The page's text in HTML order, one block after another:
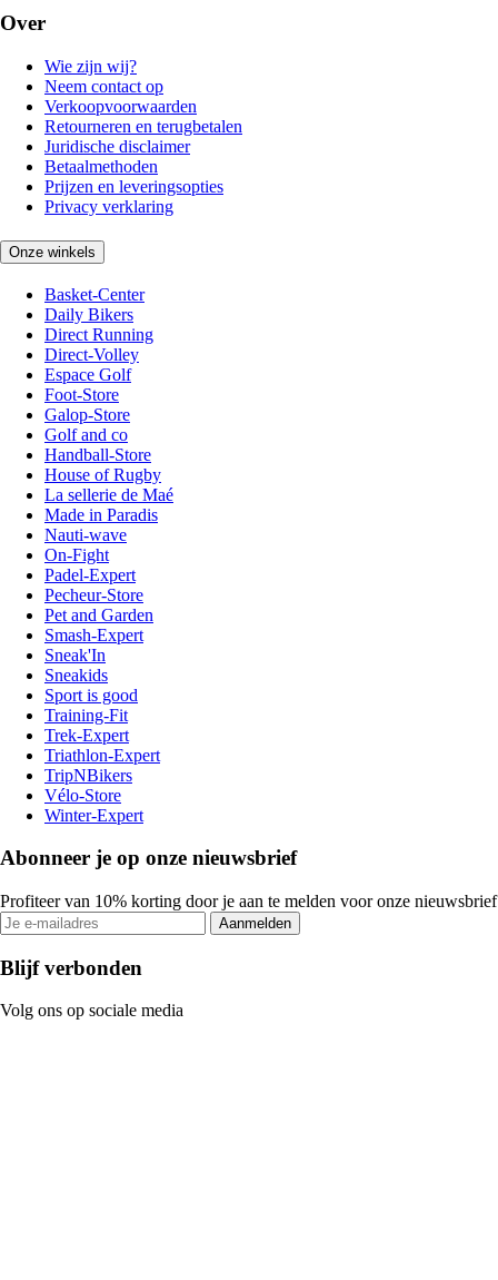
Over
Wie zijn wij?
Neem contact op
Verkoopvoorwaarden
Retourneren en terugbetalen
Juridische disclaimer
Betaalmethoden
Prijzen en leveringsopties
Privacy verklaring
Onze winkels
Basket-Center
Daily Bikers
Direct Running
Direct-Volley
Espace Golf
Foot-Store
Galop-Store
Golf and co
Handball-Store
House of Rugby
La sellerie de Maé
Made in Paradis
Nauti-wave
On-Fight
Padel-Expert
Pecheur-Store
Pet and Garden
Smash-Expert
Sneak'In
Sneakids
Sport is good
Training-Fit
Trek-Expert
Triathlon-Expert
TripNBikers
Vélo-Store
Winter-Expert
Abonneer je op onze nieuwsbrief
Profiteer van 10% korting door je aan te melden voor onze nieuwsbrief
Aanmelden
Blijf verbonden
Volg ons op sociale media